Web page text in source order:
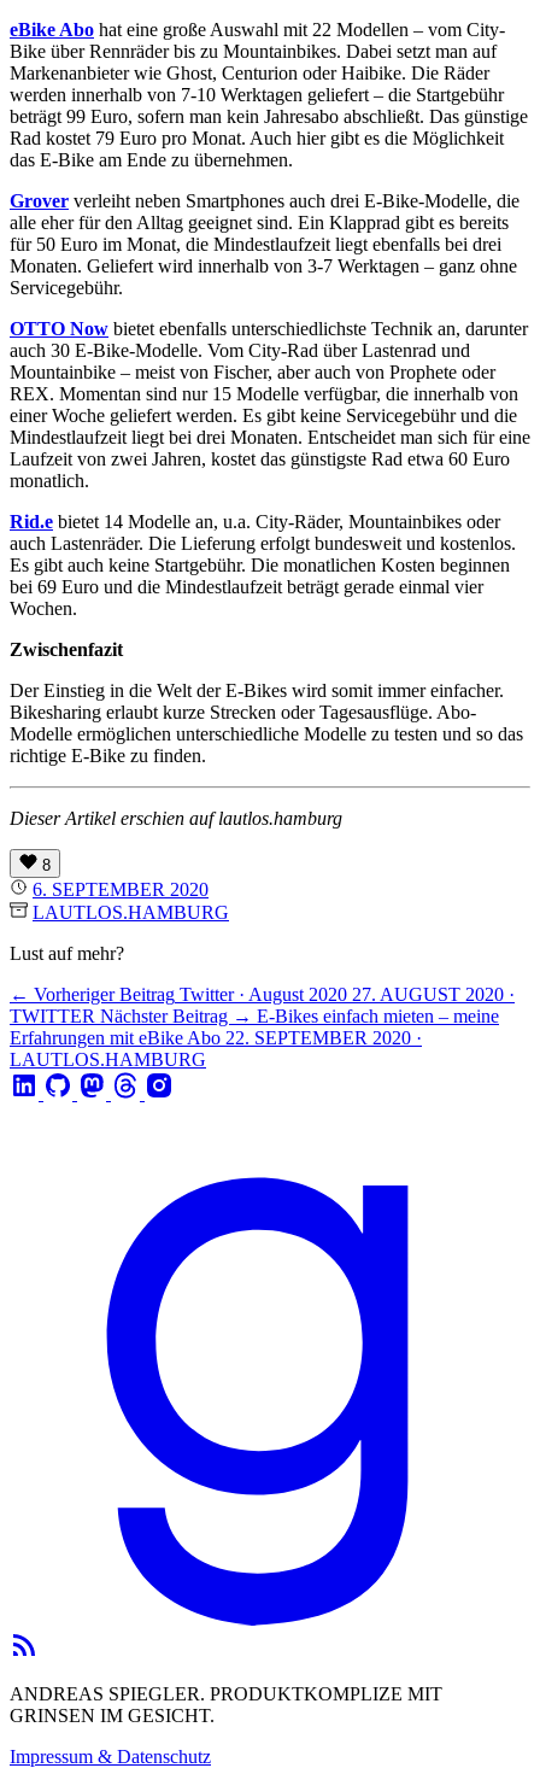
eBike Abo hat eine große Auswahl mit 22 Modellen – vom City-
Bike über Rennräder bis zu Mountainbikes. Dabei setzt man auf
Markenanbieter wie Ghost, Centurion oder Haibike. Die Räder
werden innerhalb von 7-10 Werktagen geliefert – die Startgebühr
beträgt 99 Euro, sofern man kein Jahresabo abschließt. Das günstige
Rad kostet 79 Euro pro Monat. Auch hier gibt es die Möglichkeit
das E-Bike am Ende zu übernehmen.
Grover verleiht neben Smartphones auch drei E-Bike-Modelle, die
alle eher für den Alltag geeignet sind. Ein Klapprad gibt es bereits
für 50 Euro im Monat, die Mindestlaufzeit liegt ebenfalls bei drei
Monaten. Geliefert wird innerhalb von 3-7 Werktagen – ganz ohne
Servicegebühr.
OTTO Now bietet ebenfalls unterschiedlichste Technik an, darunter
auch 30 E-Bike-Modelle. Vom City-Rad über Lastenrad und
Mountainbike – meist von Fischer, aber auch von Prophete oder
REX. Momentan sind nur 15 Modelle verfügbar, die innerhalb von
einer Woche geliefert werden. Es gibt keine Servicegebühr und die
Mindestlaufzeit liegt bei drei Monaten. Entscheidet man sich für eine
Laufzeit von zwei Jahren, kostet das günstigste Rad etwa 60 Euro
monatlich.
Rid.e bietet 14 Modelle an, u.a. City-Räder, Mountainbikes oder
auch Lastenräder. Die Lieferung erfolgt bundesweit und kostenlos.
Es gibt auch keine Startgebühr. Die monatlichen Kosten beginnen
bei 69 Euro und die Mindestlaufzeit beträgt gerade einmal vier
Wochen.
Zwischenfazit
Der Einstieg in die Welt der E-Bikes wird somit immer einfacher.
Bikesharing erlaubt kurze Strecken oder Tagesausflüge. Abo-
Modelle ermöglichen unterschiedliche Modelle zu testen und so das
richtige E-Bike zu finden.
Dieser Artikel erschien auf lautlos.hamburg
8
6. SEPTEMBER 2020
LAUTLOS.HAMBURG
Lust auf mehr?
← Vorheriger Beitrag Twitter · August 2020 27. AUGUST 2020 ·
TWITTER Nächster Beitrag → E-Bikes einfach mieten – meine
Erfahrungen mit eBike Abo 22. SEPTEMBER 2020 ·
LAUTLOS.HAMBURG
ANDREAS SPIEGLER. PRODUKTKOMPLIZE MIT
GRINSEN IM GESICHT.
Impressum & Datenschutz